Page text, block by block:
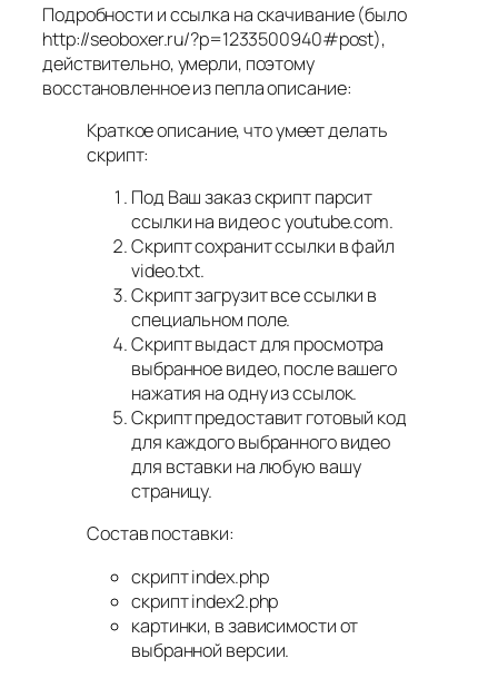
Подробности и ссылка на скачивание (было
http://seoboxer.ru/?p=1233500940#post),
действительно, умерли, поэтому
восстановленное из пепла описание:
Краткое описание, что умеет делать
скрипт:
Под Ваш заказ скрипт парсит
ссылки на видео с youtube.com.
Скрипт сохранит ссылки в файл
video.txt.
Скрипт загрузит все ссылки в
специальном поле.
Скрипт выдаст для просмотра
выбранное видео, после вашего
нажатия на одну из ссылок.
Скрипт предоставит готовый код
для каждого выбранного видео
для вставки на любую вашу
страницу.
Состав поставки:
скрипт index.php
скрипт index2.php
картинки, в зависимости от
выбранной версии.